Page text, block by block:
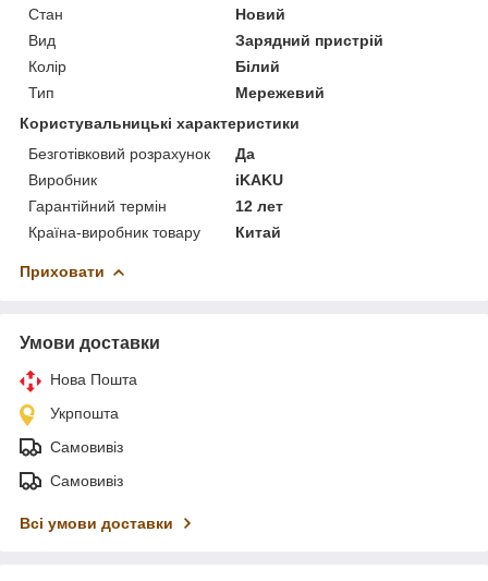
Стан
Новий
Вид
Зарядний пристрій
Колір
Білий
Тип
Мережевий
Користувальницькі характеристики
Безготівковий розрахунок
Да
Виробник
iKAKU
Гарантійний термін
12 лет
Країна-виробник товару
Китай
Приховати
Умови доставки
Нова Пошта
Укрпошта
Самовивіз
Самовивіз
Всі умови доставки